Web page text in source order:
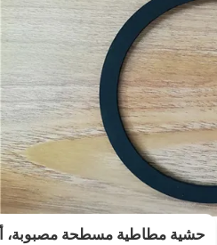
حشية مطاطية مسطحة مصبوبة،